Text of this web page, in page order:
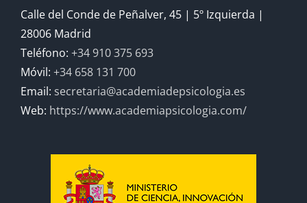
Calle del Conde de Peñalver, 45 | 5º Izquierda |
28006 Madrid
Teléfono: +34 910 375 693
Móvil: +34 658 131 700
Email: secretaria@academiadepsicologia.es
Web: https://www.academiapsicologia.com/